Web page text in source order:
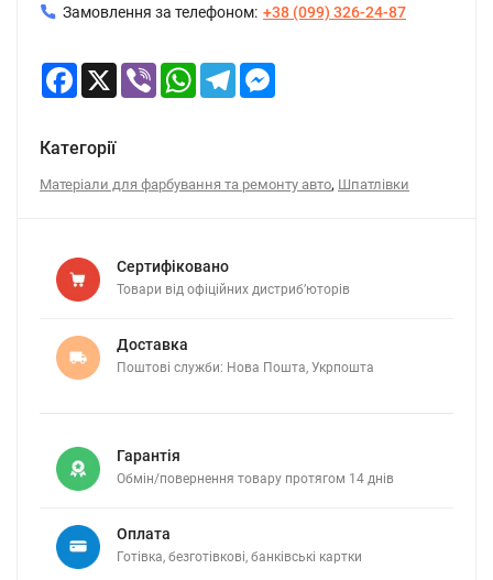
Замовлення за телефоном: +38 (099) 326-24-87
Facebook
X Viber WhatsApp
Telegram
Категорії
Матеріали для фарбування та ремонту авто, Шпатлівки
Сертифіковано
Товари від офіційних дистриб’юторів
Доставка
Поштові служби: Нова Пошта, Укрпошта
Гарантія
Обмін/повернення товару протягом 14 днів
Оплата
Готівка, безготівкові, банківські картки